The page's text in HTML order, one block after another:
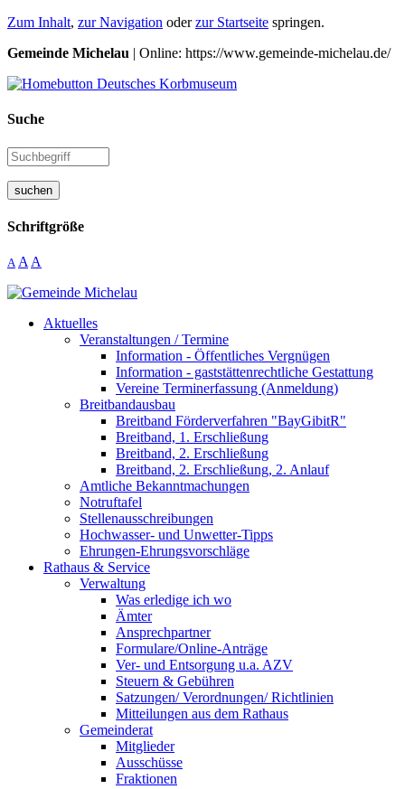
Zum Inhalt, zur Navigation oderzur Startseite springen.
Gemeinde Michelau | Online: https://www.gemeinde-michelau.de/
Suche
suchen
Schriftgröße
A A A
Aktuelles
Veranstaltungen / Termine
Information - Öffentliches Vergnügen
Information - gaststättenrechtliche Gestattung
Vereine Terminerfassung (Anmeldung)
Breitbandausbau
Breitband Förderverfahren "BayGibitR"
Breitband, 1. Erschließung
Breitband, 2. Erschließung
Breitband, 2. Erschließung, 2. Anlauf
Amtliche Bekanntmachungen
Notruftafel
Stellenausschreibungen
Hochwasser- und Unwetter-Tipps
Ehrungen-Ehrungsvorschläge
Rathaus & Service
Verwaltung
Was erledige ich wo
Ämter
Ansprechpartner
Formulare/Online-Anträge
Ver- und Entsorgung u.a. AZV
Steuern & Gebühren
Satzungen/ Verordnungen/ Richtlinien
Mitteilungen aus dem Rathaus
Gemeinderat
Mitglieder
Ausschüsse
Fraktionen